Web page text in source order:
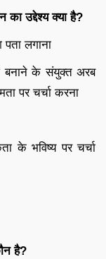
का उद्देश्य क्या है?
लगाना
बनाने के संयुक्त अरब
पर चर्चा करना
के भविष्य पर चर्चा
है?